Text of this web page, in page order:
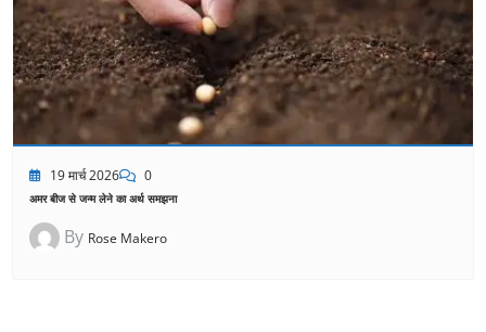
19 मार्च 2026 0
अमर बीज से जन्म लेने का अर्थ समझना
By Rose Makero